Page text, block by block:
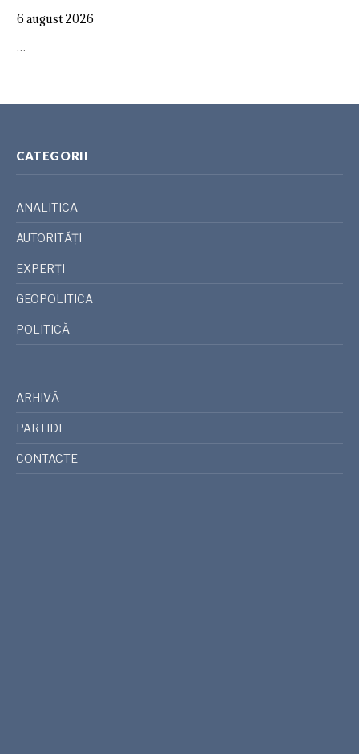
6 august 2026
…
CATEGORII
ANALITICA
AUTORITĂȚI
EXPERȚI
GEOPOLITICA
POLITICĂ
ARHIVĂ
PARTIDE
CONTACTE